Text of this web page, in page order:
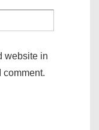
website in
comment.